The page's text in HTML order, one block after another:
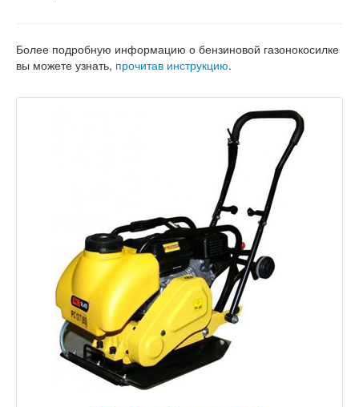
Более подробную информацию о бензиновой газонокосилке
вы можете узнать, прочитав инструкцию.